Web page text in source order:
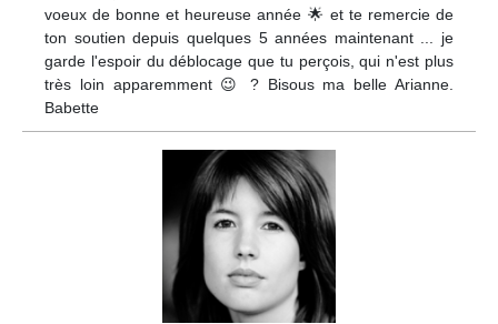
voeux de bonne et heureuse année 🌟 et te remercie de
ton soutien depuis quelques 5 années maintenant ... je
garde l'espoir du déblocage que tu perçois, qui n'est plus
très loin apparemment 😉 ? Bisous ma belle Arianne.
Babette